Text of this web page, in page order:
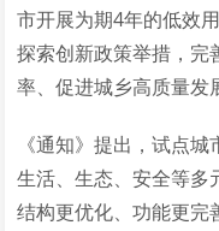
市开展为期4年的低效
探索创新政策举措，完
率、促进城乡高质量发
《通知》提出，试点
生活、生态、安全等多
结构更优化、功能更完